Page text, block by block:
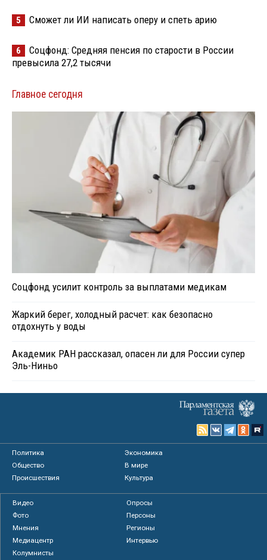
5 Сможет ли ИИ написать оперу и спеть арию
6
Соцфонд: Средняя пенсия по старости в России
превысила 27,2 тысячи
Главное сегодня
Соцфонд усилит контроль за выплатами медикам
Жаркий берег, холодный расчет: как безопасно
отдохнуть у воды
Академик РАН рассказал, опасен ли для России супер
Эль-Ниньо
Политика
Экономика
Общество
В мире
Происшествия
Культура
Видео
Опросы
Фото
Персоны
Мнения
Регионы
Медиацентр
Интервью
Колумнисты